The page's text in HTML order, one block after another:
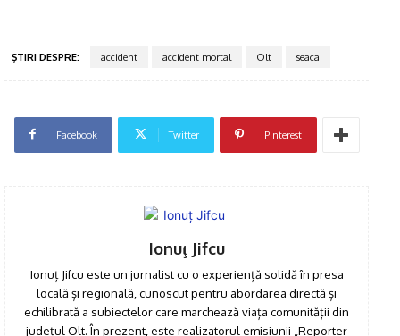
Click pe imagine
ŞTIRI DESPRE: accident accident mortal Olt seaca
Facebook Twitter Pinterest
Ionuţ Jifcu
Ionuț Jifcu este un jurnalist cu o experiență solidă în presa
locală și regională, cunoscut pentru abordarea directă și
echilibrată a subiectelor care marchează viața comunității din
județul Olt. În prezent, este realizatorul emisiunii „Reporter